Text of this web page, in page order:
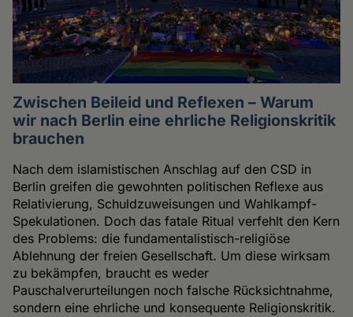
Zwischen Beileid und Reflexen – Warum
wir nach Berlin eine ehrliche Religionskritik
brauchen
Nach dem islamistischen Anschlag auf den CSD in
Berlin greifen die gewohnten politischen Reflexe aus
Relativierung, Schuldzuweisungen und Wahlkampf-
Spekulationen. Doch das fatale Ritual verfehlt den Kern
des Problems: die fundamentalistisch-religiöse
Ablehnung der freien Gesellschaft. Um diese wirksam
zu bekämpfen, braucht es weder
Pauschalverurteilungen noch falsche Rücksichtnahme,
sondern eine ehrliche und konsequente Religionskritik.